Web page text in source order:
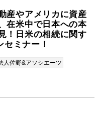
産やアメリカに資産
在米中で日本への本
！日米の相続に関す
ミナー！
人佐野&アソシエーツ